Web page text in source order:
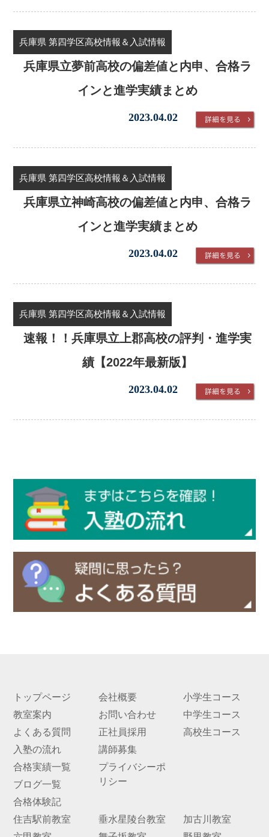
兵庫県 第四学区高校情報＆入試情報
兵庫県立夢前高校の偏差値と内申、合格ラ
インと進学実績まとめ
2023.04.02
兵庫県 第四学区高校情報＆入試情報
兵庫県立神崎高校の偏差値と内申、合格ラ
インと進学実績まとめ
2023.04.02
兵庫県 第四学区高校情報＆入試情報
速報！！兵庫県立上郡高校の評判・進学実
績【2022年最新版】
2023.04.02
トップページ
教室案内
よくある質問
入塾の流れ
合格実績一覧
ブログ一覧
合格体験記
会社概要
お問い合わせ
正社員採用
講師募集
プライバシーポ
リシー
小学生コース
中学生コース
高校生コース
住吉駅前教室
垂水星陵台教室
加古川教室